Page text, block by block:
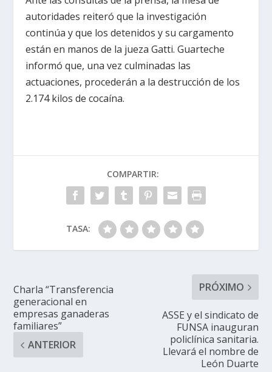
autoridades reiteró que la investigación
continúa y que los detenidos y su cargamento
están en manos de la jueza Gatti. Guarteche
informó que, una vez culminadas las
actuaciones, procederán a la destrucción de los
2.174 kilos de cocaína.
COMPARTIR:
TASA:
Charla “Transferencia
generacional en
empresas ganaderas
familiares”
ANTERIOR
PRÓXIMO
ASSE y el sindicato de
FUNSA inauguran
policlínica sanitaria.
Llevará el nombre de
León Duarte